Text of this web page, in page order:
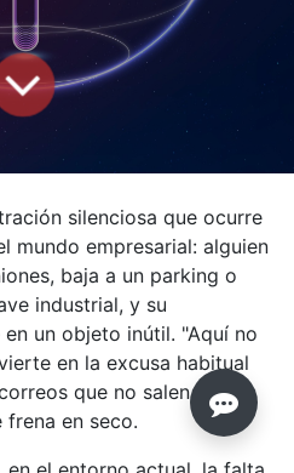
silenciosa que ocurre
mundo empresarial: alguien
baja a un parking o
industrial, y su
un objeto inútil. "Aquí no
en la excusa habitual
que no salen y una
en seco.